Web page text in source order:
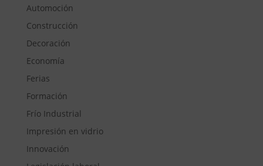
Automoción
Construcción
Decoración
Economía
Ferias
Formación
Frío Industrial
Impresión en vidrio
Innovación